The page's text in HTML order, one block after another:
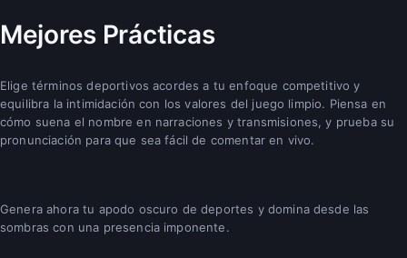
Mejores Prácticas
Elige términos deportivos acordes a tu enfoque competitivo y
equilibra la intimidación con los valores del juego limpio. Piensa en
cómo suena el nombre en narraciones y transmisiones, y prueba su
pronunciación para que sea fácil de comentar en vivo.
Genera ahora tu apodo oscuro de deportes y domina desde las
sombras con una presencia imponente.